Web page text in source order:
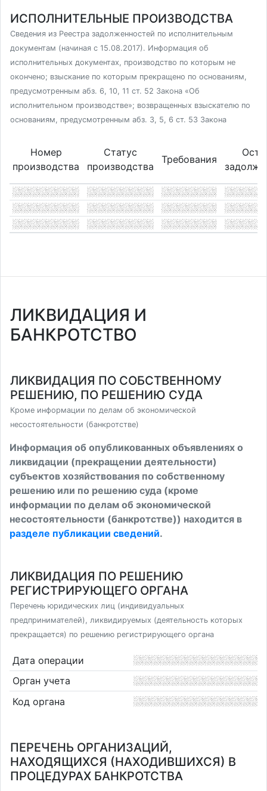
ИСПОЛНИТЕЛЬНЫЕ ПРОИЗВОДСТВА
Сведения из Реестра задолженностей по исполнительным
документам (начиная с 15.08.2017). Информация об
исполнительных документах, производство по которым не
окончено; взыскание по которым прекращено по основаниям,
предусмотренным абз. 6, 10, 11 ст. 52 Закона «Об
исполнительном производстве»; возвращенных взыскателю по
основаниям, предусмотренным абз. 3, 5, 6 ст. 53 Закона
Номер
производства
Статус
производства
Требования
ЛИКВИДАЦИЯ И
БАНКРОТСТВО
ЛИКВИДАЦИЯ ПО СОБСТВЕННОМУ
РЕШЕНИЮ, ПО РЕШЕНИЮ СУДА
Кроме информации по делам об экономической
несостоятельности (банкротстве)
Информация об опубликованных объявлениях о
ликвидации (прекращении деятельности)
субъектов хозяйствования по собственному
решению или по решению суда (кроме
информации по делам об экономической
несостоятельности (банкротстве)) находится в
разделе публикации сведений.
ЛИКВИДАЦИЯ ПО РЕШЕНИЮ
РЕГИСТРИРУЮЩЕГО ОРГАНА
Перечень юридических лиц (индивидуальных
предпринимателей), ликвидируемых (деятельность которых
прекращается) по решению регистрирующего органа
Дата операции
Орган учета
Код органа
ПЕРЕЧЕНЬ ОРГАНИЗАЦИЙ,
НАХОДЯЩИХСЯ (НАХОДИВШИХСЯ) В
ПРОЦЕДУРАХ БАНКРОТСТВА